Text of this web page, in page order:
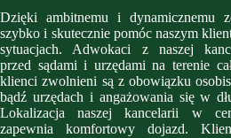
Dzięki ambitnemu i dynamicznemu
szybko i skutecznie pomóc naszym
sytuacjach. Adwokaci z naszej
przed sądami i urzędami na terenie
klienci zwolnieni są z obowiązku
bądź urzędach i angażowania się w
Lokalizacja naszej kancelarii w
zapewnia komfortowy dojazd.